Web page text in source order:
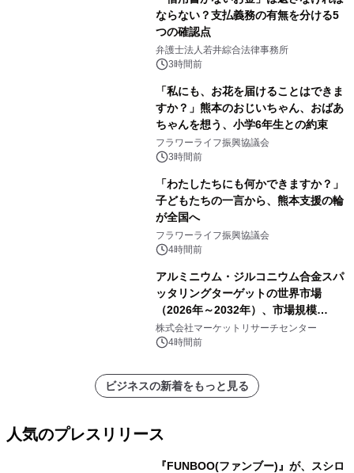
ならない？支払義務の有無を分ける5
つの確認点
弁護士法人若井綜合法律事務所
3時間前
「私にも、お花を届けることはできま
すか？」熊本のおじいちゃん、おばあ
ちゃんを想う、小学6年生との約束
フラワーライフ振興協議会
3時間前
「わたしたちにも何かできますか？」
子どもたちの一言から、熊本支援の輪
が全国へ
フラワーライフ振興協議会
4時間前
アルミニウム・ジルコニウム合金スパ
ッタリングターゲットの世界市場
（2026年～2032年）、市場規模
（0.995、0.999、その他）・分析レポ
ートを発表
株式会社マーケットリサーチセンター
4時間前
ビジネスの新着をもっと見る
人気のプレスリリース
『FUNBOO(ファンブー)』が、スシロ